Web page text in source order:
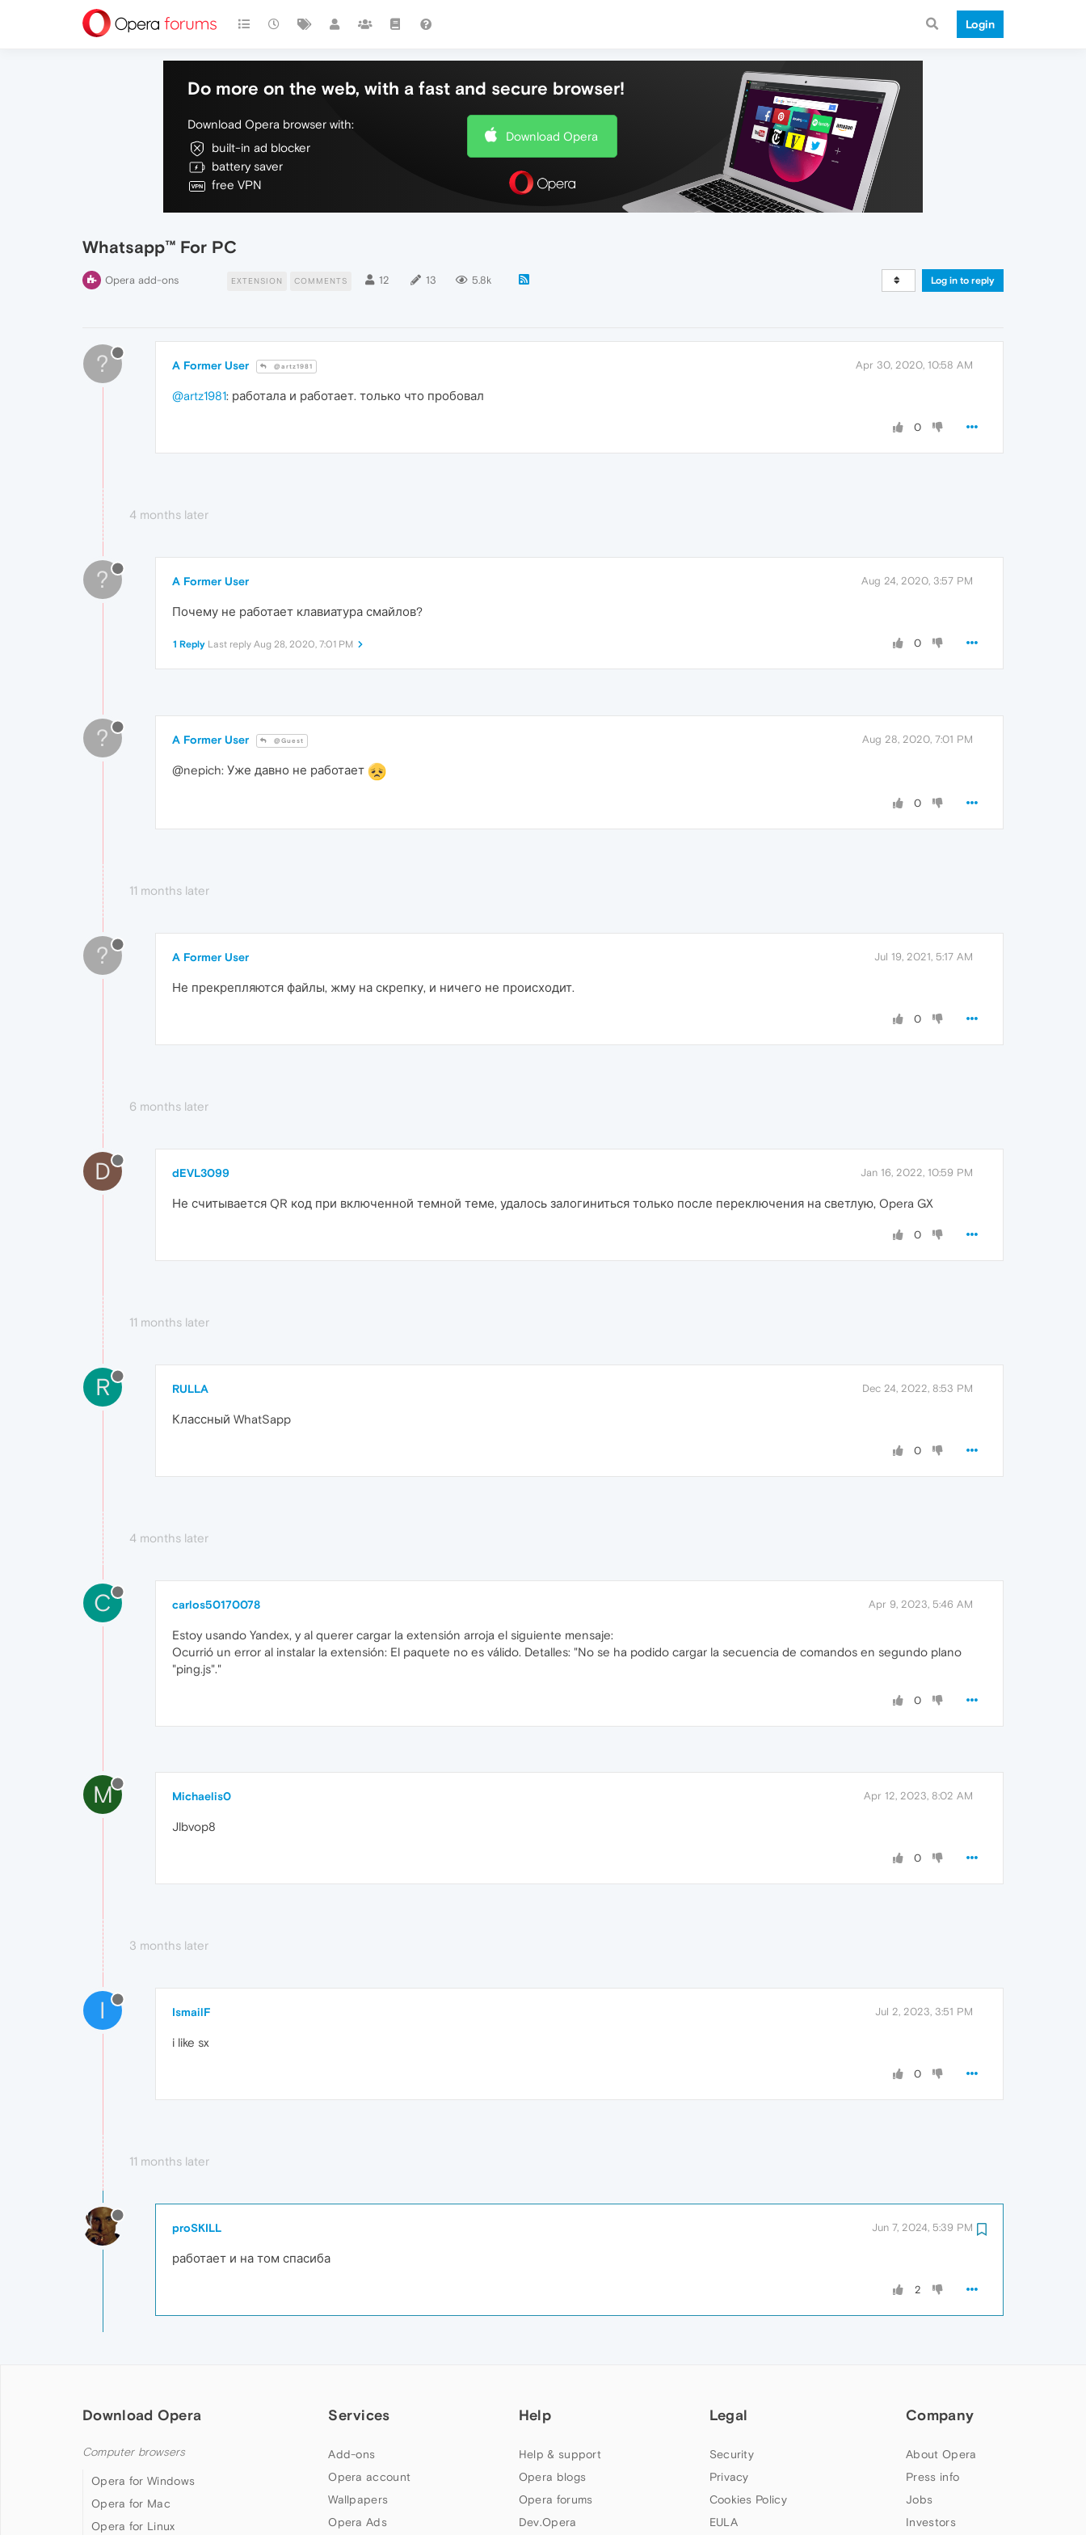
Login
Do more on the web, with a fast and secure browser!
Download Opera browser with:
built-in ad blocker
battery saver
free VPN
Download Opera
Whatsapp™ For PC
Opera add-ons EXTENSION COMMENTS 12 13 5.8k Log in to reply
? A Former User @artz1981 Apr 30, 2020, 10:58 AM
@artz1981: работала и работает. только что пробовал
0
4 months later
? A Former User Aug 24, 2020, 3:57 PM
Почему не работает клавиатура смайлов?
0
1 Reply Last reply Aug 28, 2020, 7:01 PM
? A Former User @Guest Aug 28, 2020, 7:01 PM
@nepich: Уже давно не работает
0
11 months later
? A Former User Jul 19, 2021, 5:17 AM
Не прекрепляются файлы, жму на скрепку, и ничего не происходит.
0
6 months later
D dEVL3099 Jan 16, 2022, 10:59 PM
Не считывается QR код при включенной темной теме, удалось залогиниться только после переключения на светлую, Opera GX
0
11 months later
R RULLA Dec 24, 2022, 8:53 PM
Классный WhatSapp
0
4 months later
C carlos50170078 Apr 9, 2023, 5:46 AM
Estoy usando Yandex, y al querer cargar la extensión arroja el siguiente mensaje:
Ocurrió un error al instalar la extensión: El paquete no es válido. Detalles: "No se ha podido cargar la secuencia de comandos en segundo plano
"ping.js"."
0
M Michaelis0 Apr 12, 2023, 8:02 AM
Jlbvop8
0
3 months later
I IsmailF Jul 2, 2023, 3:51 PM
i like sx
0
11 months later
proSKILL Jun 7, 2024, 5:39 PM
работает и на том спасиба
2
Download Opera
Computer browsers
Opera for Windows
Opera for Mac
Opera for Linux
Services
Add-ons
Opera account
Wallpapers
Opera Ads
Help
Help & support
Opera blogs
Opera forums
Dev.Opera
Legal
Security
Privacy
Cookies Policy
EULA
Company
About Opera
Press info
Jobs
Investors